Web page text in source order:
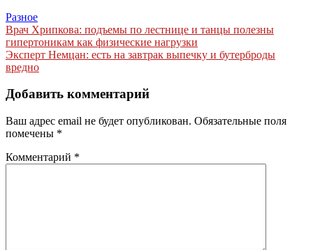
Разное
Навигация
по
записям
Врач Хрипкова: подъемы по лестнице и танцы полезны
гипертоникам как физические нагрузки
Эксперт Немцан: есть на завтрак выпечку и бутерброды
вредно
Добавить комментарий
Ваш адрес email не будет опубликован. Обязательные поля
помечены *
Комментарий *